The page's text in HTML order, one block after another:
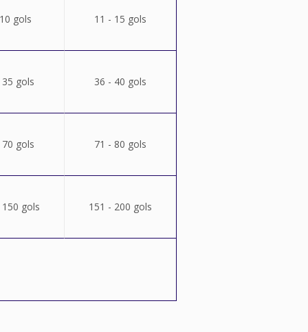
gols 11 - 15 gols
gols 36 - 40 gols
gols 71 - 80 gols
gols 151 - 200 gols